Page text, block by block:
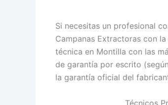
Si necesitas un profesional
Campanas Extractoras con
técnica en Montilla con las
de garantía por escrito
la garantía oficial del
Técnicos